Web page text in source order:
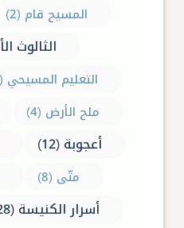
المسيح قام (2)
الثالوث
التعليم المسيحي (5)
ملح الأرض (4)
أعجوبة (12)
متّى (8)
أسرار الكنيسة (28)